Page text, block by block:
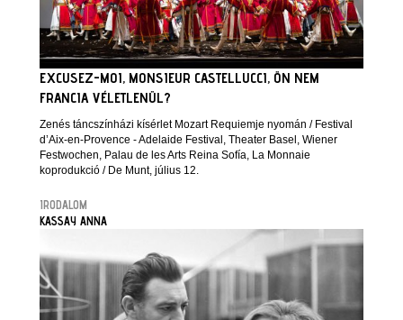
EXCUSEZ-MOI, MONSIEUR CASTELLUCCI, ÖN NEM
FRANCIA VÉLETLENÜL?
Zenés táncszínházi kísérlet Mozart Requiemje nyomán / Festival
d’Aix-en-Provence - Adelaide Festival, Theater Basel, Wiener
Festwochen, Palau de les Arts Reina Sofía, La Monnaie
koprodukció / De Munt, július 12.
IRODALOM
KASSAY ANNA